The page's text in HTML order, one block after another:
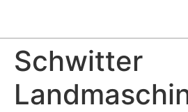
Schwitter